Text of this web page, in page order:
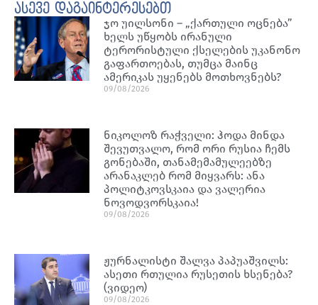
ასევე დაგაინტერესებთ
ჯო უილსონი – „ქართული ოცნება”
ხელს უწყობს ირანული
ტერორისტული ქსელების უკანონო
გაფართოებას, თუმცა მაინც
ამერიკას უყენებს მოთხოვნებს?
09/08/2026
ნიკოლოზ რაჭველი: ჰოდა მინდა
შევუთვალო, რომ ორი რუსია ჩემს
გონებაში, თანამემამულეებზე
არანაკლებ რომ მიყვარს: ანა
პოლიტკოვსკაია და ვალერია
ნოვოდვორსკაია!
09/08/2026
ჟურნალისტი შალვა პაპუაშვილს:
ასეთი რთულია რუსეთის ხსენება?
(ვიდეო)
09/08/2026